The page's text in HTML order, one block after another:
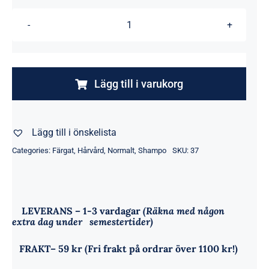
Cutrin
stimulant
shampo
200
Lägg till i varukorg
Lägg till i önskelista
Categories: Färgat Hårvård Normalt Shampo SKU: 37
LEVERANS – 1-3 vardagar (Räkna med någon
extra dag under semestertider)
FRAKT– 59 kr (Fri frakt på ordrar över 1100 kr!)